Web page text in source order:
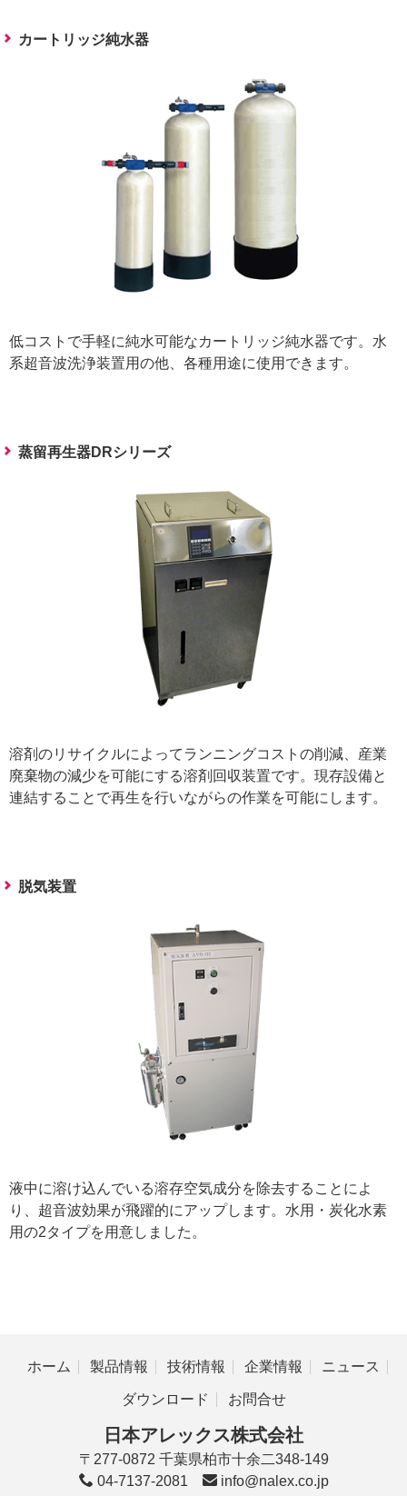
カートリッジ純水器
低コストで手軽に純水可能なカートリッジ純水器です。水
系超音波洗浄装置用の他、各種用途に使用できます。
蒸留再生器DRシリーズ
溶剤のリサイクルによってランニングコストの削減、産業
廃棄物の減少を可能にする溶剤回収装置です。現存設備と
連結することで再生を行いながらの作業を可能にします。
脱気装置
液中に溶け込んでいる溶存空気成分を除去することによ
り、超音波効果が飛躍的にアップします。水用・炭化水素
用の2タイプを用意しました。
ホーム 製品情報 技術情報 企業情報 ニュース
ダウンロード お問合せ
日本アレックス株式会社
〒277-0872 千葉県柏市十余二348-149
04-7137-2081
info@nalex.co.jp